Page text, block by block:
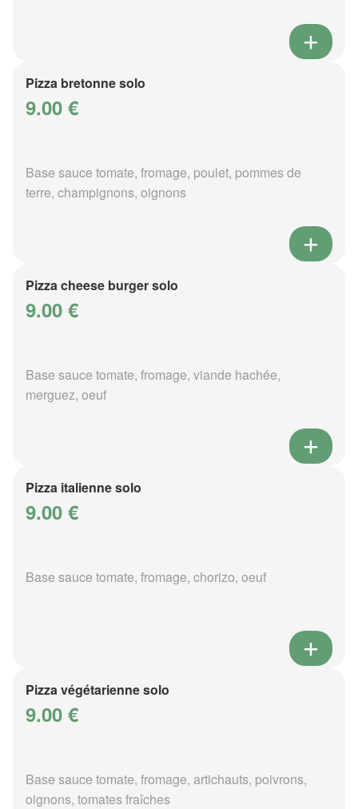
Pizza bretonne solo
9.00 €
Base sauce tomate, fromage, poulet, pommes de
terre, champignons, oignons
Pizza cheese burger solo
9.00 €
Base sauce tomate, fromage, viande hachée,
merguez, oeuf
Pizza italienne solo
9.00 €
Base sauce tomate, fromage, chorizo, oeuf
Pizza végétarienne solo
9.00 €
Base sauce tomate, fromage, artichauts, poivrons,
oignons, tomates fraîches